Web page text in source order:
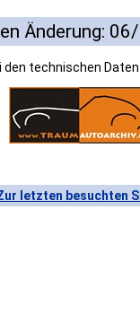
Änderung:
den technischen
letzten besuchten